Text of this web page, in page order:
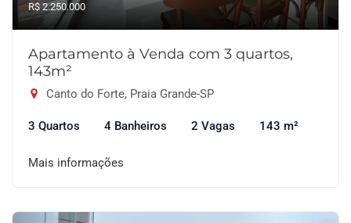
R$ 2.250.000
Apartamento à Venda com 3 quartos,
143m²
Canto do Forte, Praia Grande-SP
3 Quartos 4 Banheiros 2 Vagas 143 m²
Mais informações